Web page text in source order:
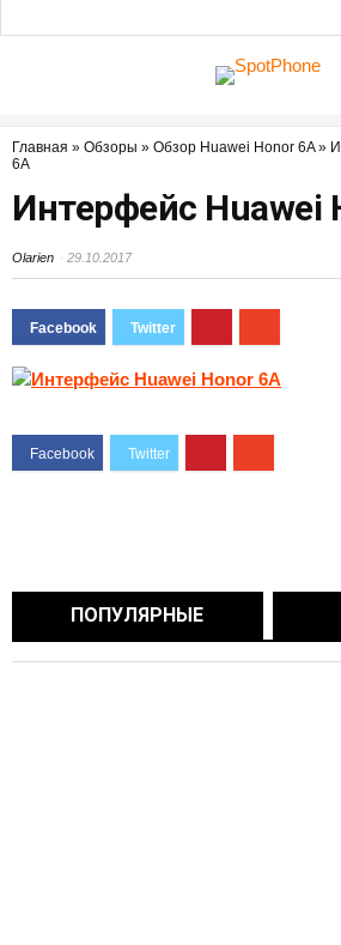
Главная » Обзоры » Обзор Huawei Honor 6A»
6A
Интерфейс Huawei
Olarien 29.10.2017
ПОПУЛЯРНЫЕ